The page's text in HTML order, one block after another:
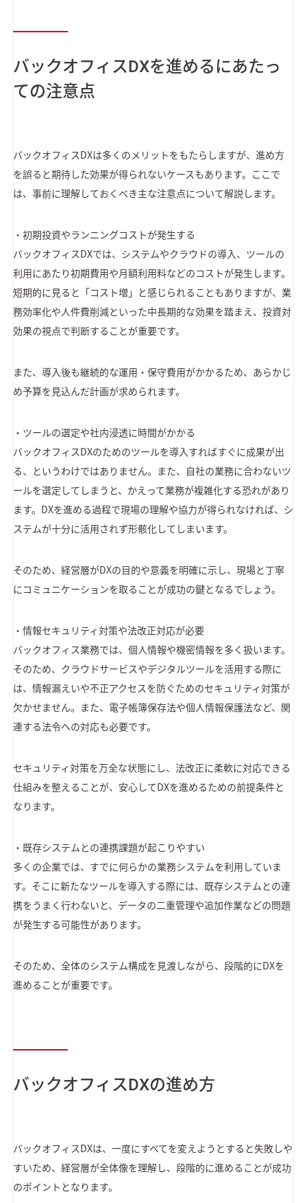
バックオフィスDXを進めるにあたっ
ての注意点
バックオフィスDXは多くのメリットをもたらしますが、進め方
を誤ると期待した効果が得られないケースもあります。ここで
は、事前に理解しておくべき主な注意点について解説します。
・初期投資やランニングコストが発生する
バックオフィスDXでは、システムやクラウドの導入、ツールの
利用にあたり初期費用や月額利用料などのコストが発生します。
短期的に見ると「コスト増」と感じられることもありますが、業
務効率化や人件費削減といった中長期的な効果を踏まえ、投資対
効果の視点で判断することが重要です。
また、導入後も継続的な運用・保守費用がかかるため、あらかじ
め予算を見込んだ計画が求められます。
・ツールの選定や社内浸透に時間がかかる
バックオフィスDXのためのツールを導入すればすぐに成果が出
る、というわけではありません。また、自社の業務に合わないツ
ールを選定してしまうと、かえって業務が複雑化する恐れがあり
ます。DXを進める過程で現場の理解や協力が得られなければ、シ
ステムが十分に活用されず形骸化してしまいます。
そのため、経営層がDXの目的や意義を明確に示し、現場と丁寧
にコミュニケーションを取ることが成功の鍵となるでしょう。
・情報セキュリティ対策や法改正対応が必要
バックオフィス業務では、個人情報や機密情報を多く扱います。
そのため、クラウドサービスやデジタルツールを活用する際に
は、情報漏えいや不正アクセスを防ぐためのセキュリティ対策が
欠かせません。また、電子帳簿保存法や個人情報保護法など、関
連する法令への対応も必要です。
セキュリティ対策を万全な状態にし、法改正に柔軟に対応できる
仕組みを整えることが、安心してDXを進めるための前提条件と
なります。
・既存システムとの連携課題が起こりやすい
多くの企業では、すでに何らかの業務システムを利用していま
す。そこに新たなツールを導入する際には、既存システムとの連
携をうまく行わないと、データの二重管理や追加作業などの問題
が発生する可能性があります。
そのため、全体のシステム構成を見渡しながら、段階的にDXを
進めることが重要です。
バックオフィスDXの進め方
バックオフィスDXは、一度にすべてを変えようとすると失敗しや
すいため、経営層が全体像を理解し、段階的に進めることが成功
のポイントとなります。